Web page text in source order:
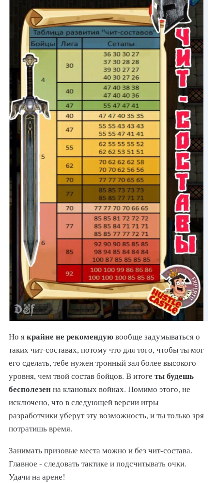
Но якрайне не рекомендуювообще задумываться о
таких чит-составах, потому что для того, чтобы ты мог
его сделать, тебе нужен тронный зал более высокого
уровня, чем твой состав бойцов. В итоге ты будешь
бесполезенна клановых войнах. Помимо этого, не
исключено, что в следующей версии игры
разработчики уберут эту возможность, и ты только зря
потратишь время.
Занимать призовые места можно и без чит-состава.
Главное - следовать тактике и подсчитывать очки.
Удачи на арене!